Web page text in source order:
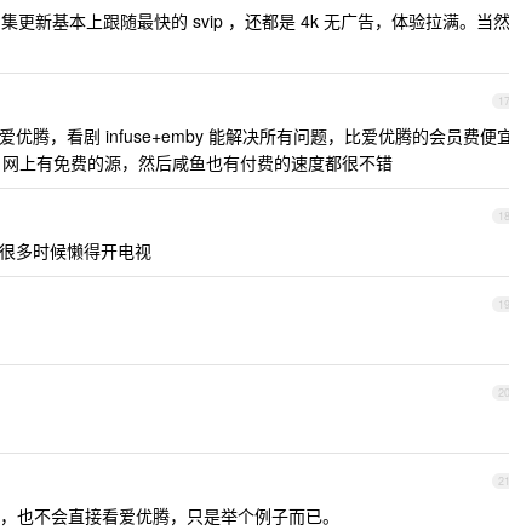
更新基本上跟随最快的 svip ，还都是 4k 无广告，体验拉满。当然
17
优腾，看剧 infuse+emby 能解决所有问题，比爱优腾的会员费便
上有免费的源，然后咸鱼也有付费的速度都很不错
18
多时候懒得开电视
19
20
21
也不会直接看爱优腾，只是举个例子而已。